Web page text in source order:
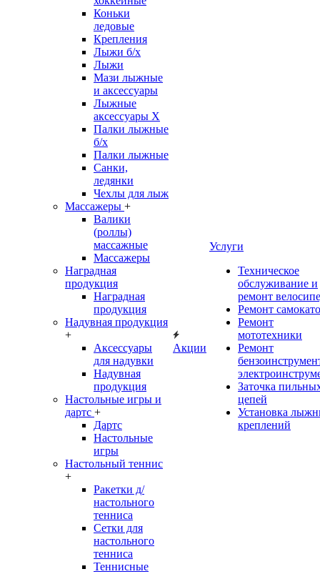
Коньки
ледовые
Крепления
Лыжи б/х
Лыжи
Мази лыжные
и аксессуары
Лыжные
аксессуары Х
Палки лыжные
б/х
Палки лыжные
Санки,
ледянки
Чехлы для лыж
Массажеры +
Валики
(роллы)
массажные
Массажеры
Наградная
продукция
Наградная
продукция
Надувная продукция
+
Аксессуары
для надувки
Надувная
продукция
Настольные игры и
дартс +
Дартс
Настольные
игры
Настольный теннис
+
Ракетки д/
настольного
тенниса
Сетки для
настольного
тенниса
Теннисные
Акции
Услуги
Техническое
обслуживание и
ремонт
Ремонт
Ремонт
мототехники
Ремонт
Заточка
цепей
Установка
креплений